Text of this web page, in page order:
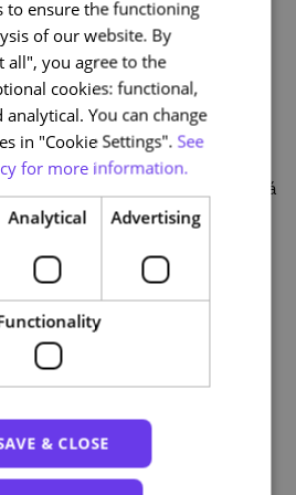
para a conceção e
institucionais para a
da COVID-19;
de prevenção da
19.
os módulos de formação, será
geral,onde cada participante
e de rever todos os
para no final poder aceder a
que irá comprovar todas as
e desenvolva as suas
de forma mais eficaz contra a
página do Curso “
atualização
curso/ecare-
PORTUGUESE
ENGLISH
to ensure the functioning
of our website. By
all", you agree to the
cookies: functional,
You can change
in "Cookie Settings". See
for more information.
Analytical Advertising
& CLOSE